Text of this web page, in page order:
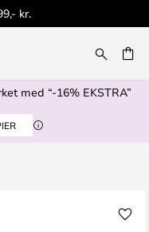
kr.
med “-16% EKSTRA”